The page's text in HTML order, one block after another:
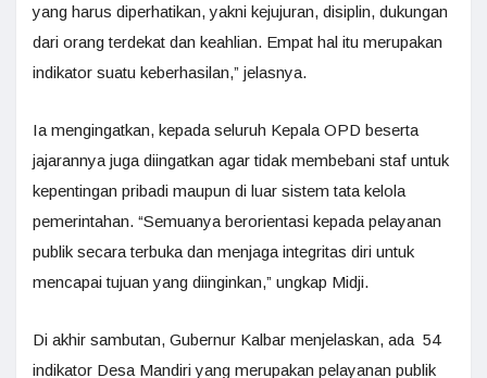
yang harus diperhatikan, yakni kejujuran, disiplin, dukungan
dari orang terdekat dan keahlian. Empat hal itu merupakan
indikator suatu keberhasilan,” jelasnya.
Ia mengingatkan, kepada seluruh Kepala OPD beserta
jajarannya juga diingatkan agar tidak membebani staf untuk
kepentingan pribadi maupun di luar sistem tata kelola
pemerintahan. “Semuanya berorientasi kepada pelayanan
publik secara terbuka dan menjaga integritas diri untuk
mencapai tujuan yang diinginkan,” ungkap Midji.
Di akhir sambutan, Gubernur Kalbar menjelaskan, ada 54
indikator Desa Mandiri yang merupakan pelayanan publik